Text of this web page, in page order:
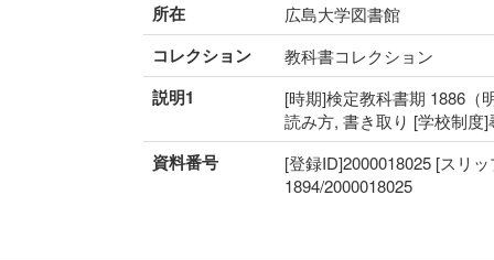
所在 広島大学図書館
コレクション 教科書コレクション
説明1
[時期]検定教科書期 1886（
読み方, 書き取り [学校制度
資料番号
[登録ID]2000018025 [スリ
1894/2000018025